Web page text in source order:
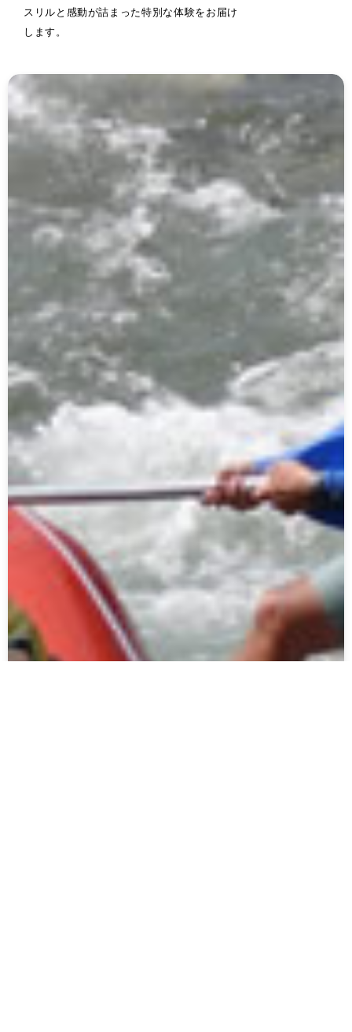
スリルと感動が詰まった特別な体験をお届け
します。